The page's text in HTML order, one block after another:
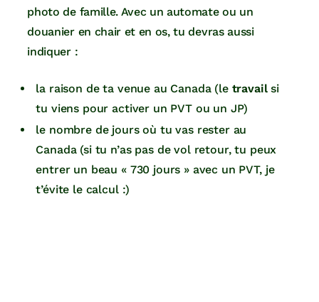
photo de famille. Avec un automate ou un
douanier en chair et en os, tu devras aussi
indiquer :
la raison de ta venue au Canada (letravailsi
tu viens pour activer un PVT ou un JP)
le nombre de jours où tu vas rester au
Canada (si tu n’as pas de vol retour, tu peux
entrer un beau « 730 jours » avec un PVT, je
t’évite le calcul :)